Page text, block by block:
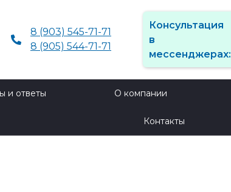
8 (903) 545-71-71
8 (905) 544-71-71
Консультация
в
мессенджерах:
и ответы О компании
Контакты